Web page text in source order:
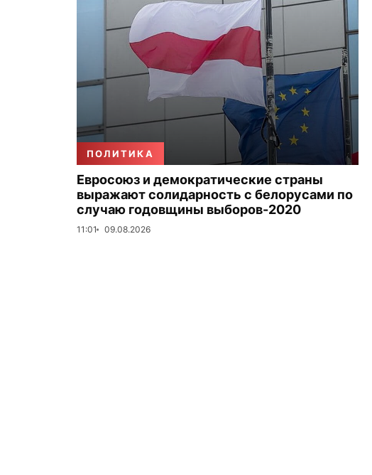
ПОЛИТИКА
Евросоюз и демократические страны
выражают солидарность с белорусами по
случаю годовщины выборов-2020
11:01 09.08.2026